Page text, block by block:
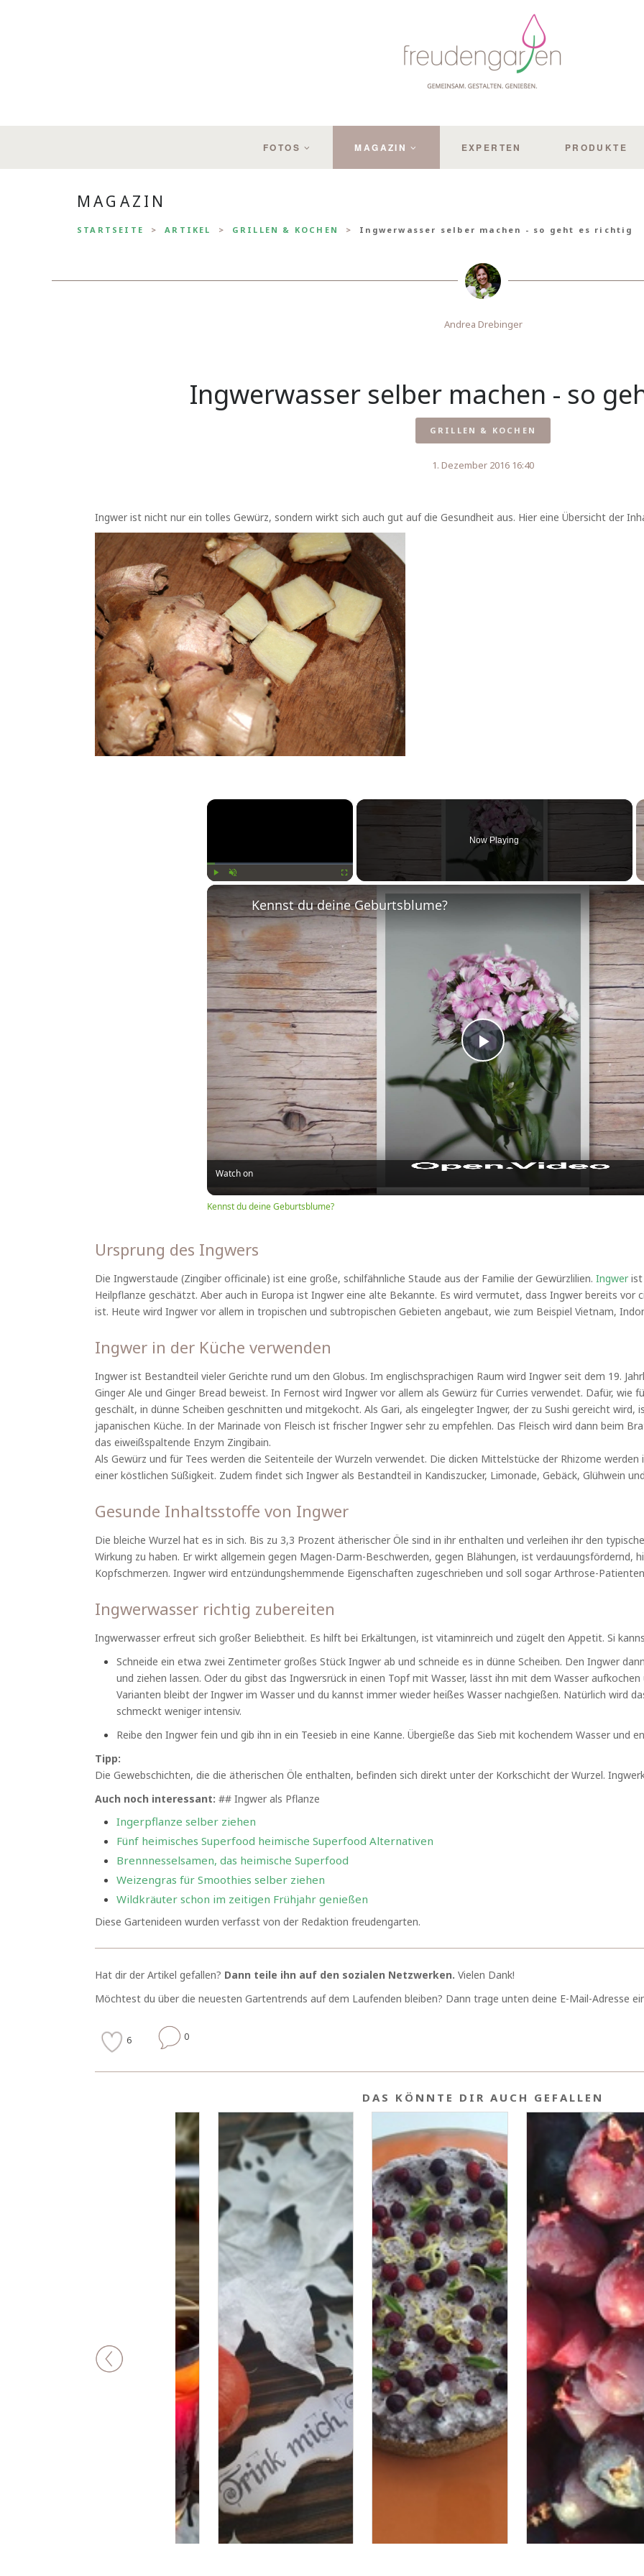
FOTOS MAGAZIN EXPERTEN PRODUKTE
MAGAZIN
STARTSEITE ARTIKEL GRILLEN & KOCHEN Ingwerwasser selber machen - so geht es richtig
Andrea Drebinger
Ingwerwasser selber machen - so
GRILLEN & KOCHEN
1. Dezember 2016 16:40
Ingwer ist nicht nur ein tolles Gewürz, sondern wirkt sich auch gut auf die Gesundheit aus. Hier eine Übersicht der
×
Now Playing
Play
Video
Kennst du deine Geburtsblume?
Watch on
Kennst du deine Geburtsblume?
Ursprung des Ingwers
Die Ingwerstaude (Zingiber officinale) ist eine große, schilfähnliche Staude aus der Familie der Gewürzlilien. Ingwer ist
Heilpflanze geschätzt. Aber auch in Europa ist Ingwer eine alte Bekannte. Es wird vermutet, dass Ingwer bereits vor
ist. Heute wird Ingwer vor allem in tropischen und subtropischen Gebieten angebaut, wie zum Beispiel Vietnam,
Ingwer in der Küche verwenden
Ingwer ist Bestandteil vieler Gerichte rund um den Globus. Im englischsprachigen Raum wird Ingwer seit dem 19.
Ginger Ale und Ginger Bread beweist. In Fernost wird Ingwer vor allem als Gewürz für Curries verwendet. Dafür, wie
geschält, in dünne Scheiben geschnitten und mitgekocht. Als Gari, als eingelegter Ingwer, der zu Sushi gereicht
japanischen Küche. In der Marinade von Fleisch ist frischer Ingwer sehr zu empfehlen. Das Fleisch wird dann beim
das eiweißspaltende Enzym Zingibain.
Als Gewürz und für Tees werden die Seitenteile der Wurzeln verwendet. Die dicken Mittelstücke der Rhizome
einer köstlichen Süßigkeit. Zudem findet sich Ingwer als Bestandteil in Kandiszucker, Limonade, Gebäck, Glühwein
Gesunde Inhaltsstoffe von Ingwer
Die bleiche Wurzel hat es in sich. Bis zu 3,3 Prozent ätherischer Öle sind in ihr enthalten und verleihen ihr den
Wirkung zu haben. Er wirkt allgemein gegen Magen-Darm-Beschwerden, gegen Blähungen, ist verdauungsfördernd,
Kopfschmerzen. Ingwer wird entzündungshemmende Eigenschaften zugeschrieben und soll sogar Arthrose-
Ingwerwasser richtig zubereiten
Ingwerwasser erfreut sich großer Beliebtheit. Es hilft bei Erkältungen, ist vitaminreich und zügelt den Appetit. Si
Schneide ein etwa zwei Zentimeter großes Stück Ingwer ab und schneide es in dünne Scheiben. Den Ingwer
und ziehen lassen. Oder du gibst das Ingwersrück in einen Topf mit Wasser, lässt ihn mit dem Wasser
Varianten bleibt der Ingwer im Wasser und du kannst immer wieder heißes Wasser nachgießen. Natürlich wird
schmeckt weniger intensiv.
Reibe den Ingwer fein und gib ihn in ein Teesieb in eine Kanne. Übergieße das Sieb mit kochendem Wasser und
Tipp:
Die Gewebschichten, die die ätherischen Öle enthalten, befinden sich direkt unter der Korkschicht der Wurzel.
Auch noch interessant: ## Ingwer als Pflanze
Ingerpflanze selber ziehen
Fünf heimisches Superfood heimische Superfood Alternativen
Brennnesselsamen, das heimische Superfood
Weizengras für Smoothies selber ziehen
Wildkräuter schon im zeitigen Frühjahr genießen
Diese Gartenideen wurden verfasst von der Redaktion freudengarten.
Hat dir der Artikel gefallen? Dann teile ihn auf den sozialen Netzwerken. Vielen Dank!
Möchtest du über die neuesten Gartentrends auf dem Laufenden bleiben? Dann trage unten deine E-Mail-Adresse
6 0
DAS KÖNNTE DIR AUCH GEFALLEN